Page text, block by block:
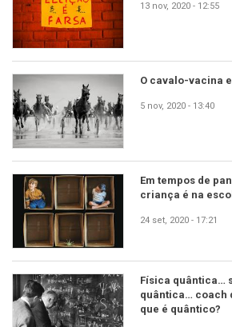
13 nov, 2020 - 12:55
O cavalo-vacina
5 nov, 2020 - 13:40
Em tempos de
criança é na
24 set, 2020 - 17:21
Física quântica…
quântica… coach
que é quântico?